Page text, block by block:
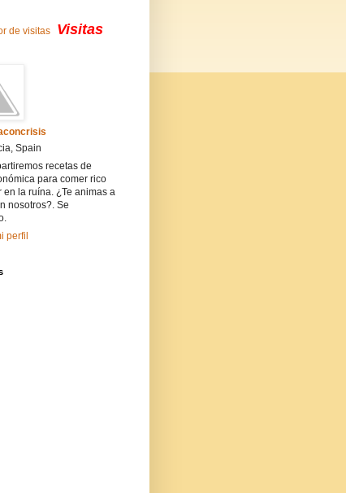
Visitas
Spain
recetas de
para comer rico
en la ruína. ¿Te animas a
nosotros?. Se
perfil